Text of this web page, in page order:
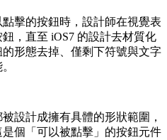
擊的按鈕時，設計師在視覺表
，直至 iOS7 的設計去材質化
形態去掉、僅剩下符號與文字
設計成擁有具體的形狀範圍，
個「可以被點擊」的按鈕元件